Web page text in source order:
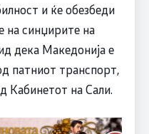
и ќе обезбеди
на синџирите на
дека Македонија е
патниот транспорт,
Кабинетот на Сали.